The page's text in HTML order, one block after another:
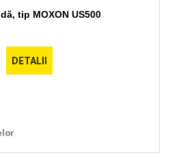
tip MOXON US500
DETALII